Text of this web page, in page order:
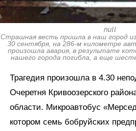
null
Страшная весть пришла в наш город из
30 сентября, на 286-м километре
произошла авария, в результате
нашего города погибла, а еще
Трагедия произошла в 4.30
Очеретня Кривоозерского
области. Микроавтобус
котором семь бобруйских